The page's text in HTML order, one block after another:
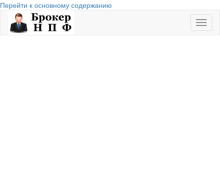
Перейти к основному содержанию